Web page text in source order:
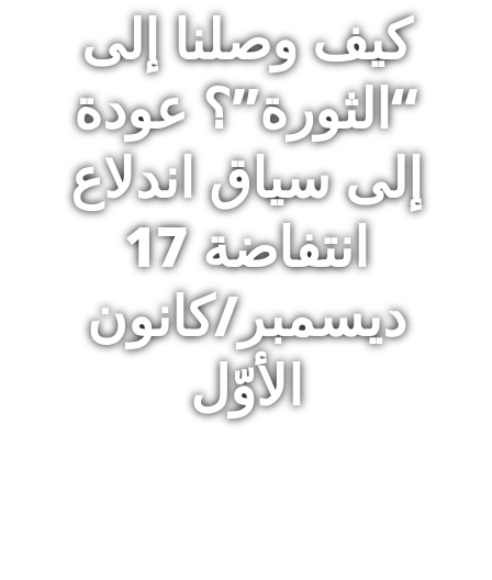
كيف وصلنا إلى
“الثورة”؟ عودة
إلى سياق اندلاع
انتفاضة 17
ديسمبر/كانون
الأوّل